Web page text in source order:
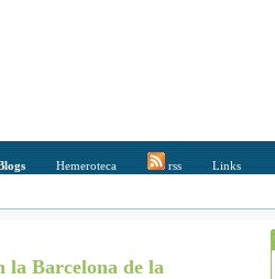
Hemeroteca rss Links
correo del destinatario
la Barcelona de la